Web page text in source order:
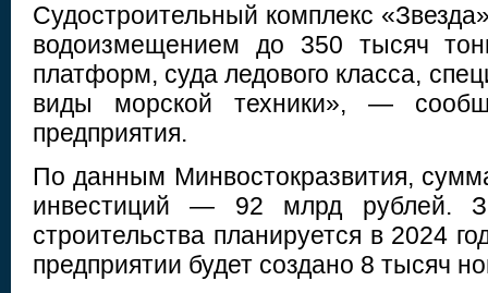
Судостроительный комплекс
водоизмещением до 350 тысяч
платформ, суда ледового класса,
виды морской техники», —
предприятия.
По данным Минвостокразвития,
инвестиций — 92 млрд рублей.
строительства планируется в 2024
предприятии будет создано 8 тысяч